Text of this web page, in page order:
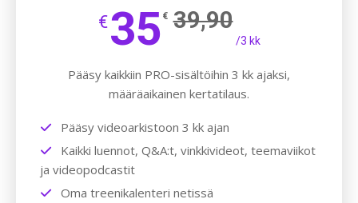
€35 € 39,90
/3 kk
Pääsy kaikkiin PRO-sisältöihin 3 kk ajaksi,
määräaikainen kertatilaus.
Pääsy videoarkistoon 3 kk ajan
Kaikki luennot, Q&A:t, vinkkivideot, teemaviikot
ja videopodcastit
Oma treenikalenteri netissä